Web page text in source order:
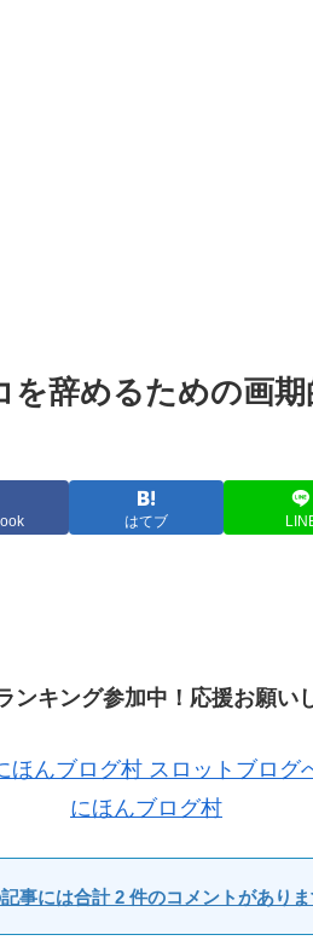
を辞めるための画
はてブ
ンキング参加中！応援お願い
にほんブログ村
事には合計 2 件のコメントがあり